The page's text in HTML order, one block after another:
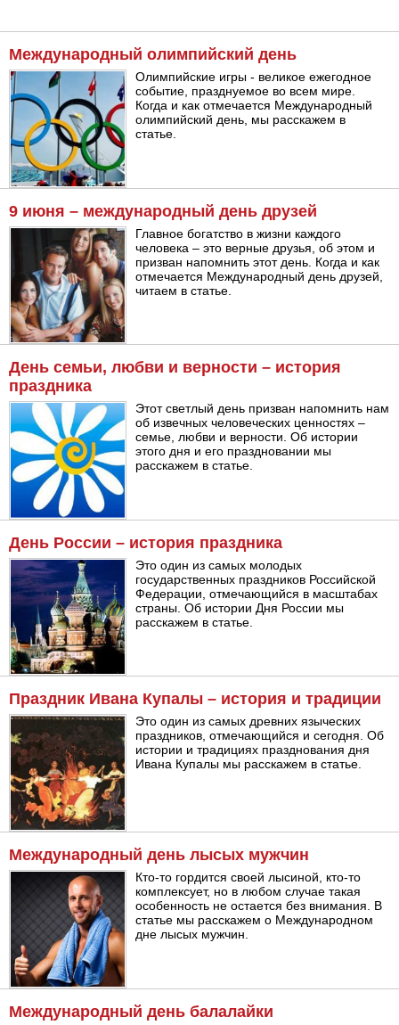
Международный олимпийский день
Олимпийские игры - великое ежегодное
событие, празднуемое во всем мире.
Когда и как отмечается Международный
олимпийский день, мы расскажем в
статье.
9 июня – международный день друзей
Главное богатство в жизни каждого
человека – это верные друзья, об этом и
призван напомнить этот день. Когда и как
отмечается Международный день друзей,
читаем в статье.
День семьи, любви и верности – история
праздника
Этот светлый день призван напомнить нам
об извечных человеческих ценностях –
семье, любви и верности. Об истории
этого дня и его праздновании мы
расскажем в статье.
День России – история праздника
Это один из самых молодых
государственных праздников Российской
Федерации, отмечающийся в масштабах
страны. Об истории Дня России мы
расскажем в статье.
Праздник Ивана Купалы – история и традиции
Это один из самых древних языческих
праздников, отмечающийся и сегодня. Об
истории и традициях празднования дня
Ивана Купалы мы расскажем в статье.
Международный день лысых мужчин
Кто-то гордится своей лысиной, кто-то
комплексует, но в любом случае такая
особенность не остается без внимания. В
статье мы расскажем о Международном
дне лысых мужчин.
Международный день балалайки